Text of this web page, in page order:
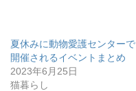
夏休みに動物愛護センターで
開催されるイベントまとめ
2023年6月25日
猫暮らし